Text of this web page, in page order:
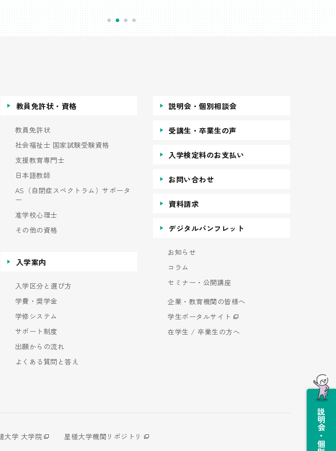
教員免許状・資格
教員免許状
社会福祉士 国家試験受験資格
支援教育専門士
日本語教師
AS（自閉症スペクトラム）サポータ
ー
准学校心理士
その他の資格
入学案内
入学区分と選び方
学費・奨学金
学修システム
サポート制度
出願からの流れ
よくある質問と答え
説明会・個別相談会
受講生・卒業生の声
入学検定料のお支払い
お問い合わせ
資料請求
デジタルパンフレット
お知らせ
コラム
セミナー・公開講座
企業・教育機関の皆様へ
学生ポータルサイト
在学生 / 卒業生の方へ
大学 大学院
星槎大学機関リポジトリ